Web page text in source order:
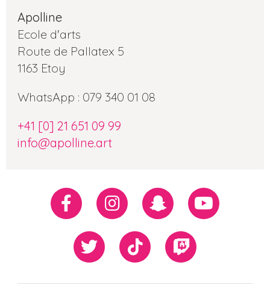
Apolline
Ecole d'arts
Route de Pallatex 5
1163 Etoy
WhatsApp : 079 340 01 08
+41 [0] 21 651 09 99
info@apolline.art
Réseaux
sociaux
FacebookInstagramSnapchatYoutube
Twiiter TikTok Twitch